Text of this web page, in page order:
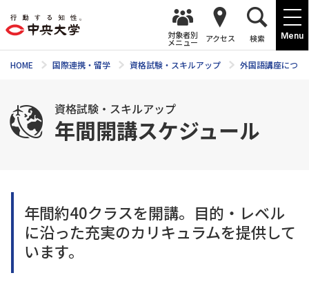
Menu
対象者別
メニュー アクセス 検索
HOME 国際連携・留学 資格試験・スキルアップ 外国語講座につい
資格試験・スキルアップ
年間開講スケジュール
年間約40クラスを開講。目的・レベル
に沿った充実のカリキュラムを提供して
います。